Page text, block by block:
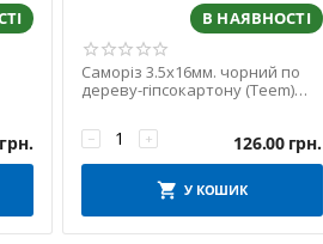
грн.
В НАЯВНОСТІ
Саморіз 3.5х16мм. чорний по
дереву-гіпсокартону (Teem)
+
− 126.00 грн.
У КОШИК